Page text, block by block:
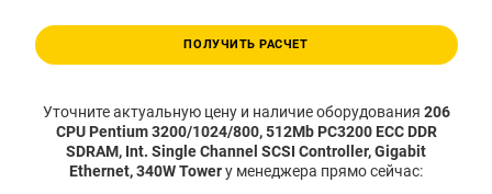
ПОЛУЧИТЬ РАСЧЕТ
Уточните актуальную цену и наличие оборудования 206
CPU Pentium 3200/1024/800, 512Mb PC3200 ECC DDR
SDRAM, Int. Single Channel SCSI Controller, Gigabit
Ethernet, 340W Towerу менеджера прямо сейчас: